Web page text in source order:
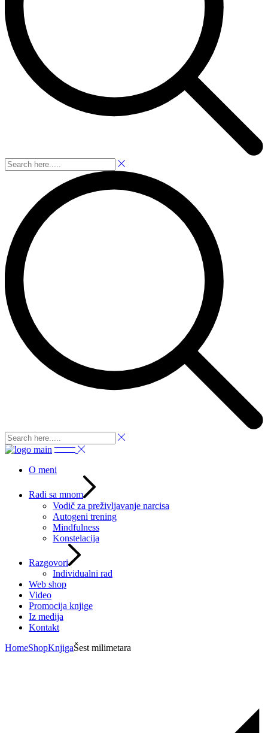
O meni
Radi sa mnom
Vodič za preživljavanje narcisa
Autogeni trening
Mindfulness
Konstelacija
Razgovori
Individualni rad
Web shop
Video
Promocija knjige
Iz medija
Kontakt
HomeShopKnjigaŠest milimetara